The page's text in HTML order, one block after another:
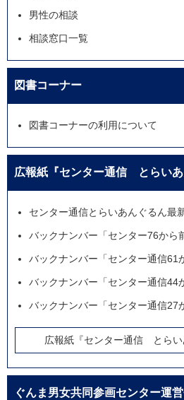
男性の相談
相談窓口一覧
図書コーナー
図書コーナーの利用について
広報紙『センター通信 とらいあ
センター通信とらいあんぐるん最
バックナンバー「センター76から
バックナンバー「センター通信61
バックナンバー「センター通信44
バックナンバー「センター通信27
広報紙『センター通信 とらい
ぐんま男女共同参画センター運